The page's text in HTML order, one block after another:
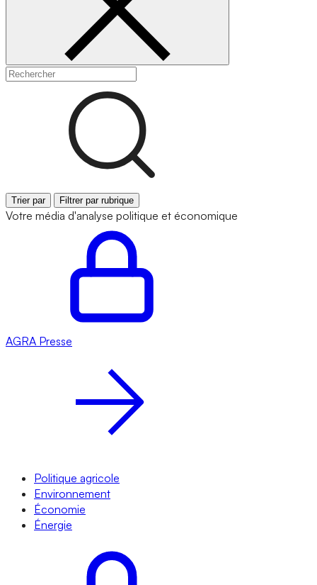
Trier par Filtrer par rubrique
Votre média d'analyse politique et économique
AGRA Presse
Politique agricole
Environnement
Économie
Énergie